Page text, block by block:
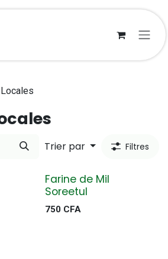
Trier par Filtres
Farine de Mil
Soreetul
750CFA